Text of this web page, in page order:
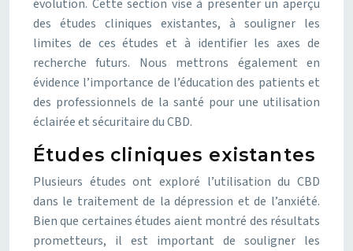
évolution. Cette section vise à présenter un aperçu
des études cliniques existantes, à souligner les
limites de ces études et à identifier les axes de
recherche futurs. Nous mettrons également en
évidence l’importance de l’éducation des patients et
des professionnels de la santé pour une utilisation
éclairée et sécuritaire du CBD.
Études cliniques existantes
Plusieurs études ont exploré l’utilisation du CBD
dans le traitement de la dépression et de l’anxiété.
Bien que certaines études aient montré des résultats
prometteurs, il est important de souligner les